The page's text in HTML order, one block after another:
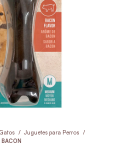
Juguetes para Perros
BACON